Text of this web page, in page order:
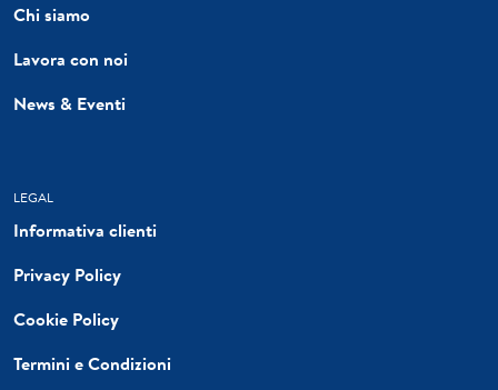
Chi siamo
Lavora con noi
News & Eventi
LEGAL
Informativa clienti
Privacy Policy
Cookie Policy
Termini e Condizioni